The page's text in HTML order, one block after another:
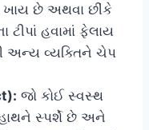
ખાય છે અથવા છીંકે
ટીપાં હવામાં ફેલાય
અન્ય વ્યક્તિને ચેપ
જો કોઈ સ્વસ્થ
સ્પર્શે છે અને